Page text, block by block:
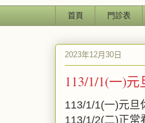
首頁 門診表
2023年12月30日
113/1/1(一)
113/1/1(一)元旦
113/1/2(二)正常